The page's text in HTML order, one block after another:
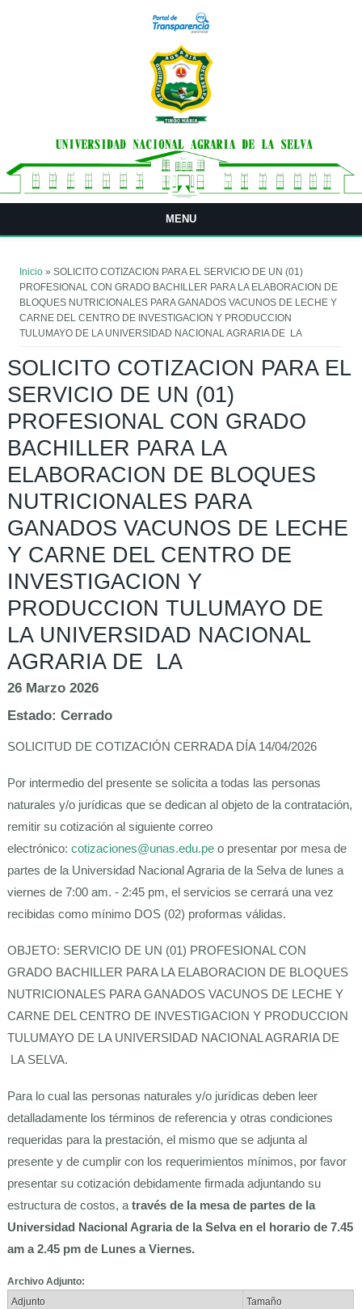
MENU
Inicio » SOLICITO COTIZACION PARA EL SERVICIO DE UN (01)
PROFESIONAL CON GRADO BACHILLER PARA LA ELABORACION DE
BLOQUES NUTRICIONALES PARA GANADOS VACUNOS DE LECHE Y
CARNE DEL CENTRO DE INVESTIGACION Y PRODUCCION
TULUMAYO DE LA UNIVERSIDAD NACIONAL AGRARIA DE LA
SOLICITO COTIZACION PARA EL
SERVICIO DE UN (01)
PROFESIONAL CON GRADO
BACHILLER PARA LA
ELABORACION DE BLOQUES
NUTRICIONALES PARA
GANADOS VACUNOS DE LECHE
Y CARNE DEL CENTRO DE
INVESTIGACION Y
PRODUCCION TULUMAYO DE
LA UNIVERSIDAD NACIONAL
AGRARIA DE LA
26 Marzo 2026
Estado:Cerrado
SOLICITUD DE COTIZACIÓN CERRADA DÍA 14/04/2026
Por intermedio del presente se solicita a todas las personas
naturales y/o jurídicas que se dedican al objeto de la contratación,
remitir su cotización al siguiente correo
electrónico:cotizaciones@unas.edu.pe o presentar por mesa de
partes de la Universidad Nacional Agraria de la Selva de lunes a
viernes de 7:00 am. - 2:45 pm, el servicios se cerrará una vez
recibidas como mínimo DOS (02) proformas válidas.
OBJETO: SERVICIO DE UN (01) PROFESIONAL CON
GRADO BACHILLER PARA LA ELABORACION DE BLOQUES
NUTRICIONALES PARA GANADOS VACUNOS DE LECHE Y
CARNE DEL CENTRO DE INVESTIGACION Y PRODUCCION
TULUMAYO DE LA UNIVERSIDAD NACIONAL AGRARIA DE
LA SELVA.
Para lo cual las personas naturales y/o jurídicas deben leer
detalladamente los términos de referencia y otras condiciones
requeridas para la prestación, el mismo que se adjunta al
presente y de cumplir con los requerimientos mínimos, por favor
presentar su cotización debidamente firmada adjuntando su
estructura de costos, através de la mesa de partes de la
Universidad Nacional Agraria de la Selva en el horario de 7.45
am a 2.45 pm de Lunes a Viernes.
Archivo Adjunto:
Adjunto
Tamaño